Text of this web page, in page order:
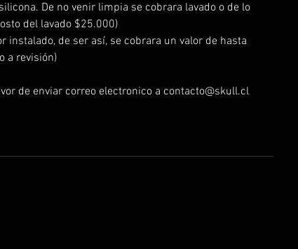
De no venir limpia se cobrara lavado o de lo
del lavado $25.000)
de ser así, se cobrara un valor de hasta
a revisión)
de enviar correo electronico a contacto@skull.cl